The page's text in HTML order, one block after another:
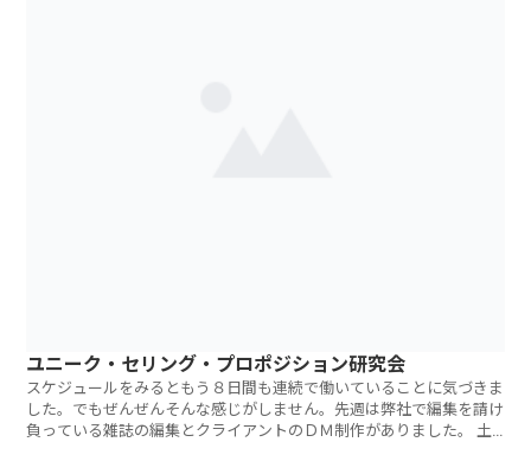
ユニーク・セリング・プロポジション研究会
スケジュールをみるともう８日間も連続で働いていることに気づきま
した。でもぜんぜんそんな感じがしません。先週は弊社で編集を請け
負っている雑誌の編集とクライアントのＤＭ制作がありました。 土